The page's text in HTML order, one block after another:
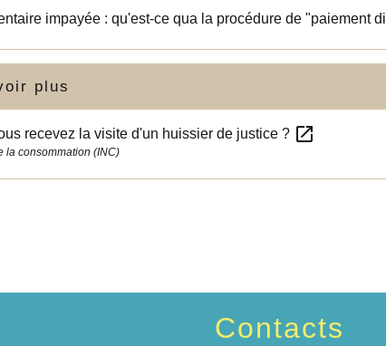
impayée : qu'est-ce qua la procédure de "paiement
plus
recevez la visite d'un huissier de justice ? open_in_new
la consommation (INC)
Contacts